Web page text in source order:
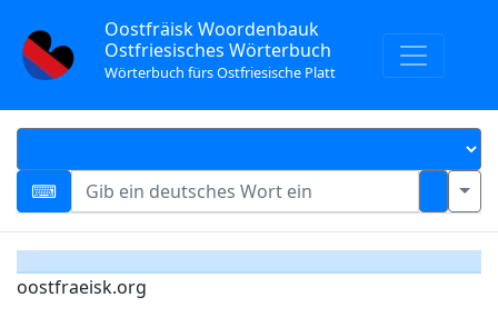
Oostfräisk Woordenbauk
Ostfriesisches Wörterbuch
Wörterbuch fürs Ostfriesische Platt
oostfraeisk.org